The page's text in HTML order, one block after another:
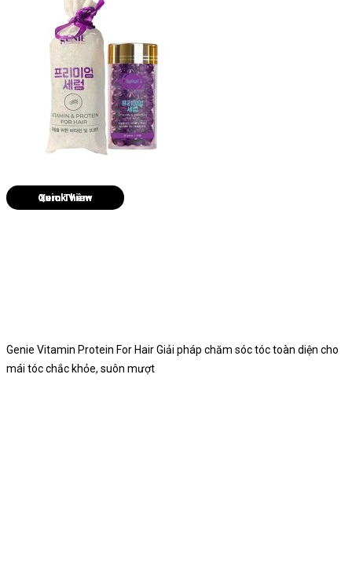
Quick View
Genie Vitamin Protein For Hair Giải pháp chăm sóc tóc toàn diện cho
mái tóc chắc khỏe, suôn mượt